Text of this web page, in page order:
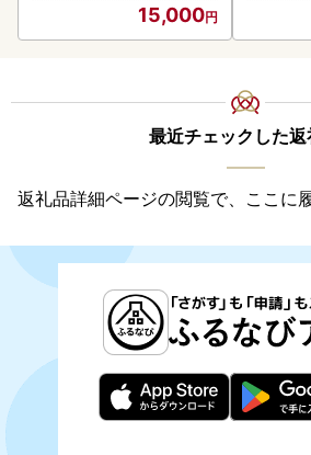
15,000
最近チェックした返
返礼品詳細ページの閲覧で、ここに